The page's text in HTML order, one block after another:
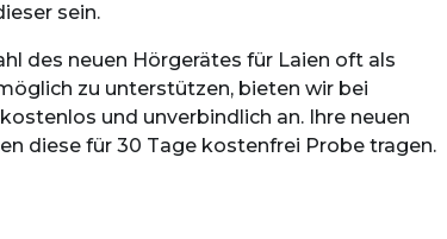
sein.
des neuen Hörgerätes für Laien oft als
zu unterstützen, bieten wir bei
und unverbindlich an. Ihre neuen
diese für 30 Tage kostenfrei Probe tragen.